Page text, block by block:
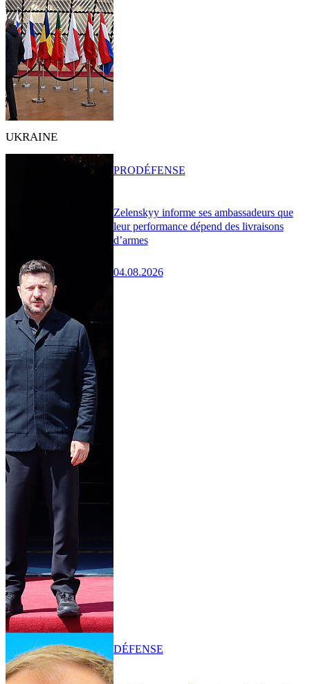
UKRAINE
Zelenskyy informe ses ambassadeurs que
leur performance dépend des livraisons
d’armes
04.08.2026
PRODÉFENSE
DÉFENSE